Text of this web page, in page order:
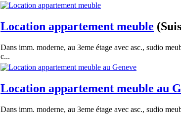
Location appartement meuble
Dans imm. moderne, au 3eme étage avec asc., sudio
c...
Location appartement meuble au
Dans imm. moderne, au 3eme étage avec asc., sudio